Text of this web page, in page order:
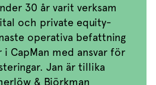
30 år varit verksam
och private equity-
operativa befattning
i CapMan med ansvar för
Jan är tillika
& Björkman